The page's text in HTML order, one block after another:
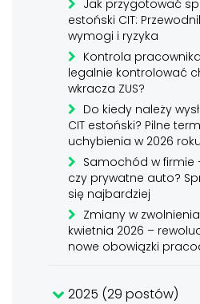
Jak przygotować
estoński CIT:
wymogi i ryzyka
Kontrola
legalnie kontrolować
wkracza ZUS?
Do kiedy należy
CIT estoński? Pilne
uchybienia w 2026 roku
Samochód w firmie
czy prywatne auto?
się najbardziej
Zmiany w
kwietnia 2026 –
nowe obowiązki
2025 (29 postów)